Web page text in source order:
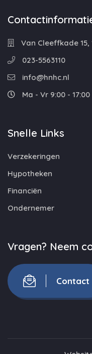
Van Cleeffkade 15,
023-5563110
info@hnhc.nl
Ma - Vr 9:00 - 17:00
Snelle Links
Verzekeringen
Hypotheken
Financiën
Ondernemer
Vragen? Neem
Contact